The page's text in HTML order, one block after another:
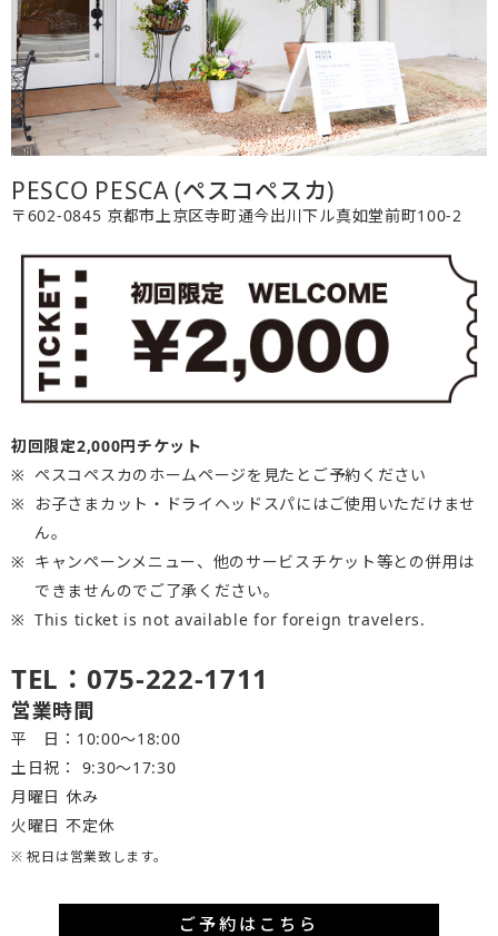
PESCO PESCA (ペスコペスカ)
〒602-0845 京都市上京区寺町通今出川下ル真如堂前町100-2
初回限定2,000円チケット
ペスコペスカのホームページを見たとご予約ください
お子さまカット・ドライヘッドスパにはご使用いただけませ
ん。
キャンペーンメニュー、他のサービスチケット等との併用は
できませんのでご了承ください。
This ticket is not available for foreign travelers.
TEL：075-222-1711
営業時間
平 日：10:00～18:00
土日祝： 9:30〜17:30
月曜日 休み
火曜日 不定休
※ 祝日は営業致します。
ご予約はこちら